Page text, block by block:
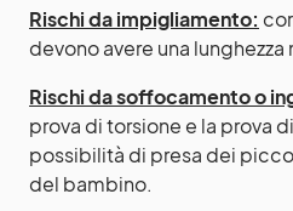
Rischi da impigliamento:
devono avere una
Rischi da soffocamento o
prova di torsione e la prova
possibilità di presa dei
del bambino.